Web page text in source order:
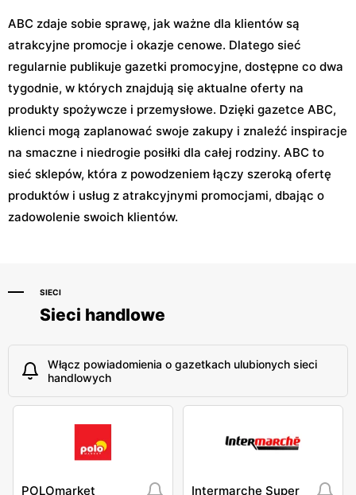
ABC zdaje sobie sprawę, jak ważne dla klientów są
atrakcyjne promocje i okazje cenowe. Dlatego sieć
regularnie publikuje gazetki promocyjne, dostępne co dwa
tygodnie, w których znajdują się aktualne oferty na
produkty spożywcze i przemysłowe. Dzięki gazetce ABC,
klienci mogą zaplanować swoje zakupy i znaleźć inspiracje
na smaczne i niedrogie posiłki dla całej rodziny. ABC to
sieć sklepów, która z powodzeniem łączy szeroką ofertę
produktów i usług z atrakcyjnymi promocjami, dbając o
zadowolenie swoich klientów.
SIECI
Sieci handlowe
Włącz powiadomienia o gazetkach ulubionych sieci
handlowych
POLOmarket Intermarche Super